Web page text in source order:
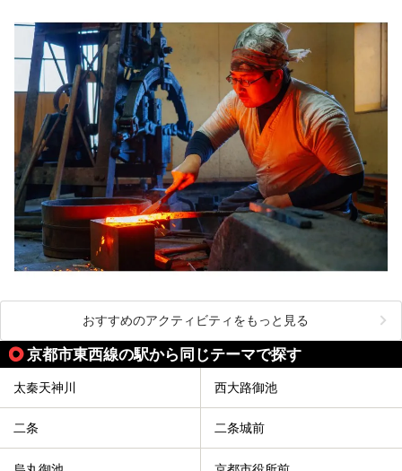
おすすめのアクティビティをもっと見る
京都市東西線の駅から同じテーマで探す
太秦天神川 西大路御池
二条 二条城前